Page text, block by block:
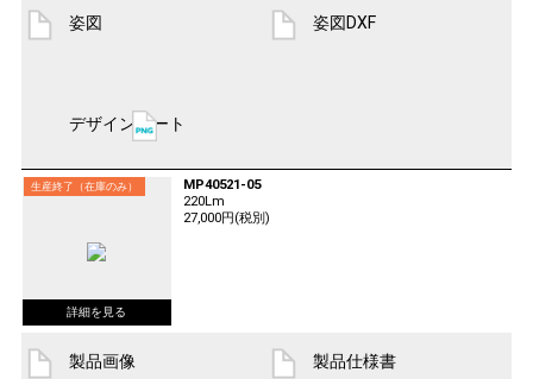
姿図 姿図DXF
デザインシート
生産終了（在庫のみ）
MP40521-05
220Lm
27,000円(税別)
製品画像 製品仕様書